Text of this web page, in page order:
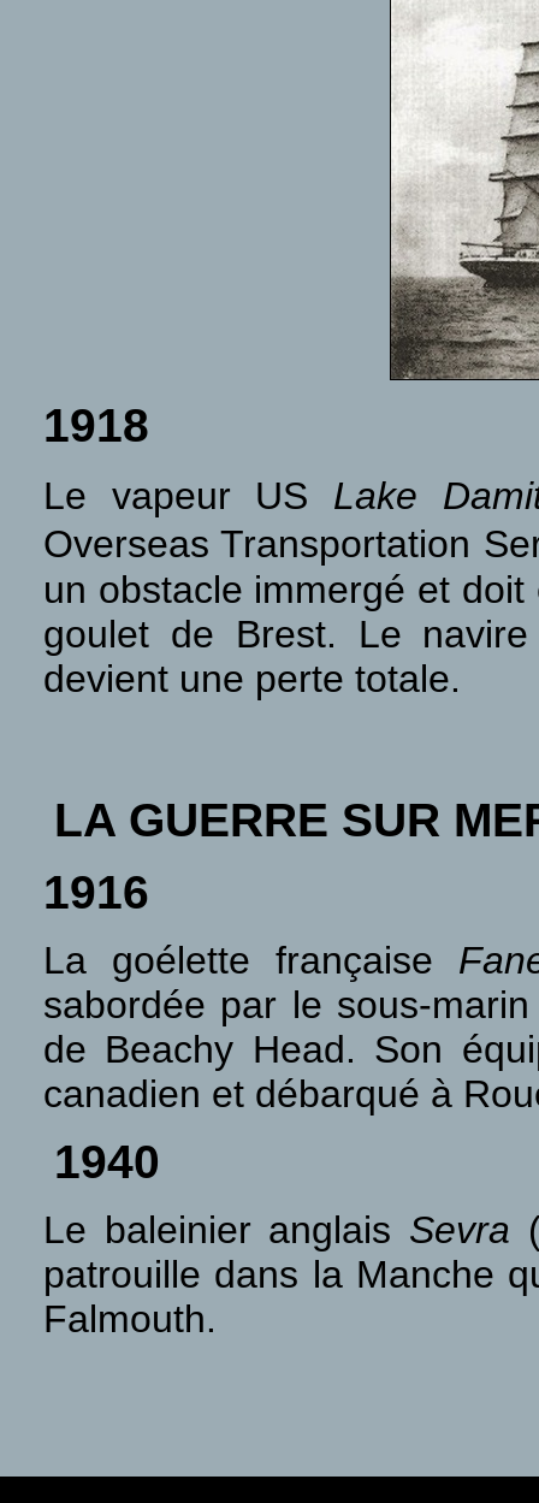
1918
Le vapeur US Lake
Overseas Transportation
un obstacle immergé et
goulet de Brest. Le
devient une perte totale.
LA GUERRE SUR
1916
La goélette française
sabordée par le sous-
de Beachy Head. Son
canadien et débarqué à
1940
Le baleinier anglais Sevra
patrouille dans la Manche
Falmouth.